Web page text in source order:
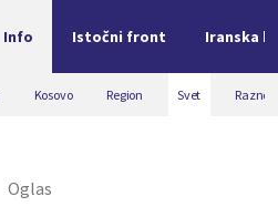
Info Istočni front Iranska
Kosovo Region Svet Razno